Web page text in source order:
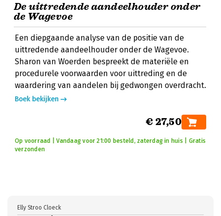
De uittredende aandeelhouder onder
de Wagevoe
Een diepgaande analyse van de positie van de
uittredende aandeelhouder onder de Wagevoe.
Sharon van Woerden bespreekt de materiële en
procedurele voorwaarden voor uittreding en de
waardering van aandelen bij gedwongen overdracht.
Boek bekijken
€ 27,50
Op voorraad | Vandaag voor 21:00 besteld, zaterdag in huis | Gratis
verzonden
Elly Stroo Cloeck